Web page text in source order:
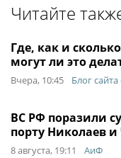
Читайте
Где, как и
могут ли это
Вчера, 10:45 Блог
ВС РФ поразили
порту Николаев
8 августа, 19:11 АиФ